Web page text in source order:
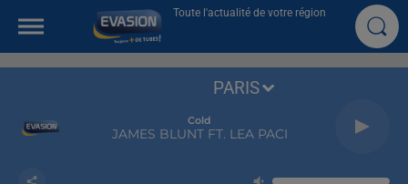
Toute l'actualité de votre région
Cold
JAMES BLUNT FT. LEA PACI
PARIS